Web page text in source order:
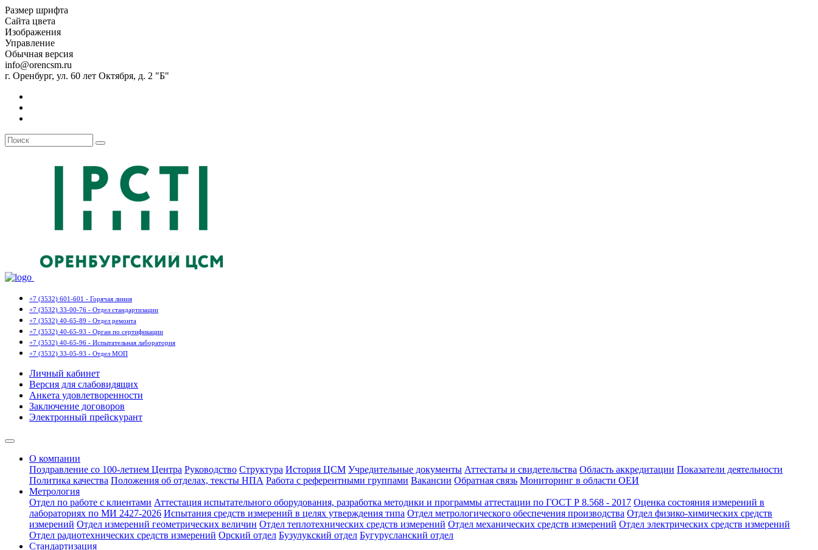
Размер шрифта
Сайта цвета
Изображения
Управление
Обычная версия
info@orencsm.ru
г. Оренбург, ул. 60 лет Октября, д. 2 "Б"
+7 (3532) 601-601 - Горячая линия
+7 (3532) 33-00-76 - Отдел стандартизации
+7 (3532) 40-65-89 - Отдел ремонта
+7 (3532) 40-65-93 - Орган по сертификации
+7 (3532) 40-65-96 - Испытательная лаборатория
+7 (3532) 33-05-93 - Отдел МОП
Личный кабинет
Версия для слабовидящих
Анкета удовлетворенности
Заключение договоров
Электронный прейскурант
О компании
Поздравление со 100-летием Центра Руководство Структура История ЦСМ Учредительные документы Аттестаты и свидетельства Область аккредитации Показатели деятельности
Политика качества Положения об отделах, тексты НПА Работа с референтными группами Вакансии Обратная связь Мониторинг в области ОЕИ
Метрология
Отдел по работе с клиентами Аттестация испытательного оборудования, разработка методики и программы аттестации по ГОСТ Р 8.568 - 2017 Оценка состояния измерений в
лабораториях по МИ 2427-2026 Испытания средств измерений в целях утверждения типа Отдел метрологического обеспечения производства Отдел физико-химических средств
измерений Отдел измерений геометрических величин Отдел теплотехнических средств измерений Отдел механических средств измерений Отдел электрических средств измерений
Отдел радиотехнических средств измерений Орский отдел Бузулукский отдел Бугурусланский отдел
Стандартизация